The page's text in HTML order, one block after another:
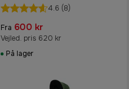
4.6 (8)
Fra 600 kr
Vejled. pris 620 kr
På lager